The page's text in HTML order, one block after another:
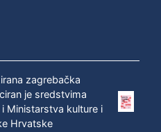
zagrebačka
je sredstvima
Ministarstva kulture i
Hrvatske